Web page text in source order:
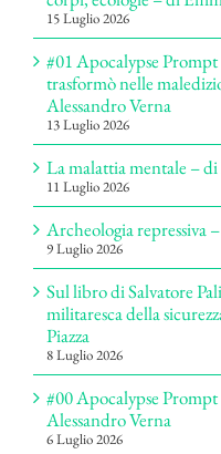
15 Luglio 2026
#01 Apocalypse
trasformò nelle
Alessandro Verna
13 Luglio 2026
La malattia mentale –
11 Luglio 2026
Archeologia repressiva
9 Luglio 2026
Sul libro di Salvatore
militaresca della
Piazza
8 Luglio 2026
#00 Apocalypse
Alessandro Verna
6 Luglio 2026